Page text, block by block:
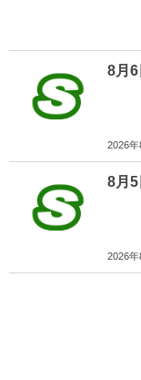
8月
2026
8月
2026